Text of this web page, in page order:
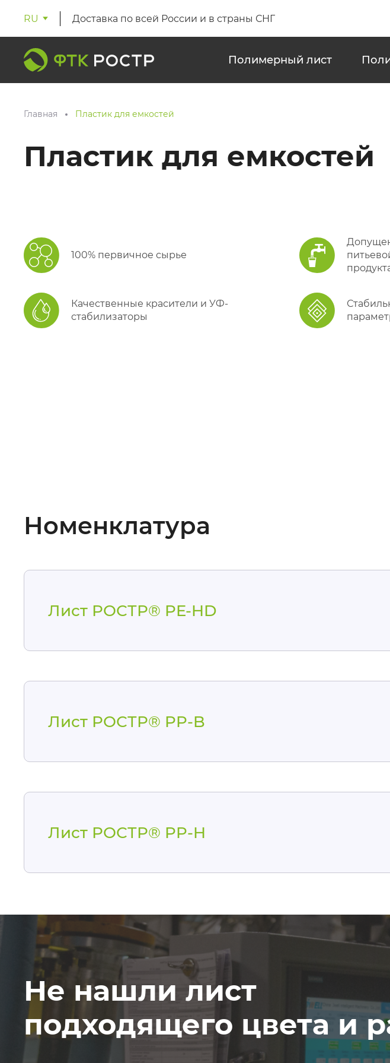
RU Доставка по всей России и в страны СНГ
Полимерный лист
Главная Пластик для емкостей
Пластик для емкостей
100% первичное сырье
Качественные красители и УФ-
стабилизаторы
Номенклатура
Лист РОСТР® PE-HD
Лист РОСТР® PP-B
Лист РОСТР® PP-H
Не нашли лист
подходящего цвета и